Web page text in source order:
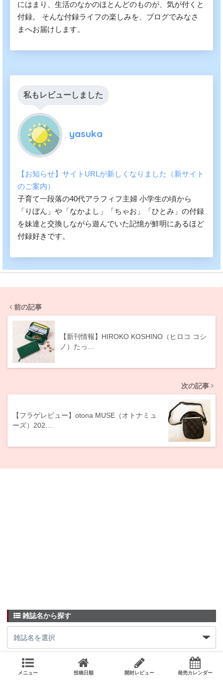
にはまり、生活のなかのほとんどのものが、気が付くと
付録。 そんな付録ライフの楽しみを、ブログでみなさ
まへお届けします。
私もレビューしました
yasuka
【お知らせ】サイトURLが新しくなりました（新サイト
のご案内）
子育て一段落の40代アラフィフ主婦 小学生の頃から
「りぼん」や「なかよし」「ちゃお」「ひとみ」の付録
を妹達と交換しながら遊んでいた記憶が鮮明にあるほど
付録好きです。
前の記事
【新刊情報】HIROKO KOSHINO（ヒロコ コシ
ノ）たっ…
次の記事
【フラゲレビュー】otona MUSE（オトナミュ
ーズ）202…
雑誌名から探す
人気付録ランキング(週間)
メニュー 投稿日順 開封レビュー 発売カレンダー